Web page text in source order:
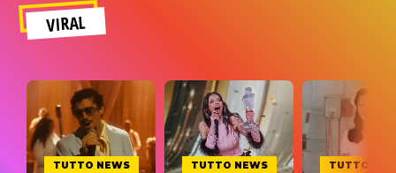
VIRAL
TUTTO NEWS TUTTO NEWS TUTTO